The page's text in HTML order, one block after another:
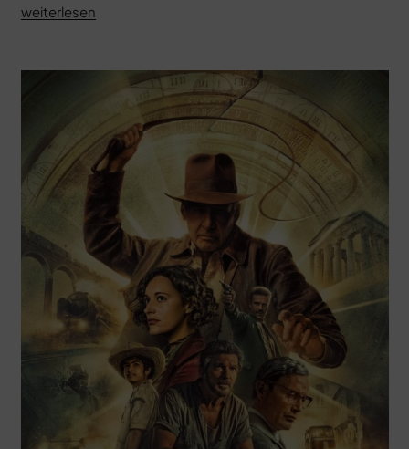
„STAR
präsentiert
neunte
Jedi“
weiterlesen